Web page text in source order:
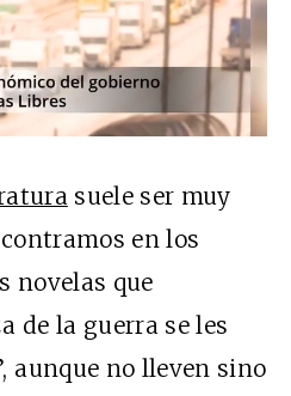
suele ser muy
en los
novelas que
de la guerra se les
aunque no lleven sino